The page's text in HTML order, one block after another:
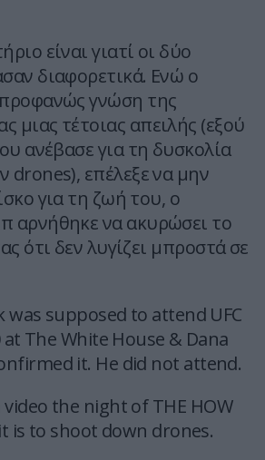
είναι γιατί οι δύο
διαφορετικά. Ενώ ο
γνώση της
μιας τέτοιας απειλής (εξού
ανέβασε για τη δυσκολία
drones), επέλεξε να μην
για τη ζωή του, ο
αρνήθηκε να ακυρώσει το
ότι δεν λυγίζει μπροστά σε
was supposed to attend UFC
at The White House & Dana
it. He did not attend.
video the night of THE HOW
it is to shoot down drones.